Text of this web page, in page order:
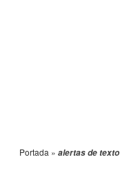
Portada » alertas de texto